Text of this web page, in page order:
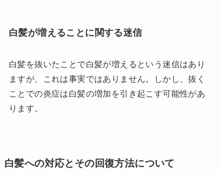
白髪が増えることに関する迷信
白髪を抜いたことで白髪が増えるという迷信はあり
ますが、これは事実ではありません。しかし、抜く
ことでの炎症は白髪の増加を引き起こす可能性があ
ります。
白髪への対応とその回復方法について